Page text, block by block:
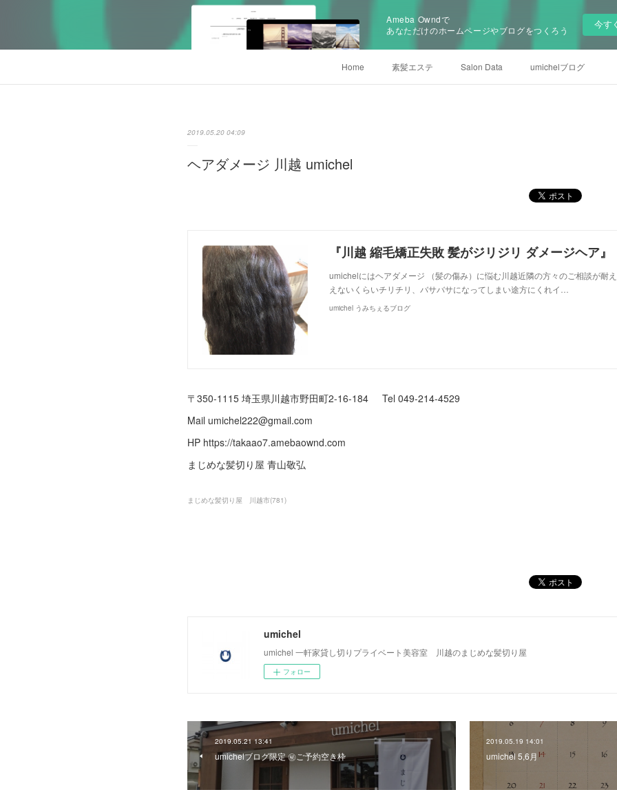
Ameba Owndで
あなただけのホームページやブログをつくろう
今す
Home 素髪エステ Salon Data umichelブログ
2019.05.20 04:09
ヘアダメージ 川越 umichel
『川越 縮毛矯正失敗 髪がジリジリ ダメージヘア』
umichelにはヘアダメージ （髪の傷み）に悩む川越近隣の方々のご相談が耐
えないくらいチリチリ、バサバサになってしまい途方にくれイ…
umichel うみちぇるブログ
〒350-1115 埼玉県川越市野田町2-16-184 Tel 049-214-4529
Mail umichel222@gmail.com
HP https://takaao7.amebaownd.com
まじめな髪切り屋 青山敬弘
まじめな髪切り屋 川越市(781)
umichel
umichel 一軒家貸し切りプライベート美容室 川越のまじめな髪切り屋
フォロー
2019.05.21 13:41
umichelブログ限定 ㊙︎ご予約空き枠
2019.05.19 14:01
umichel 5,6月